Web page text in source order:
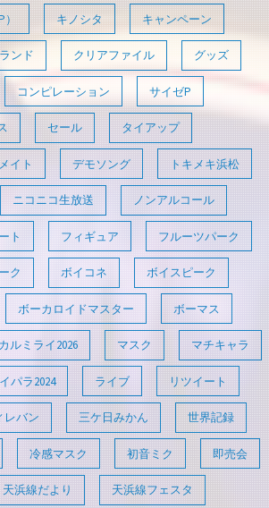
キノシタ キャンペーン
ンド クリアファイル グッズ
コンピレーション サイゼP
セール タイアップ
イト デモソング トキメキ浜松
ニコニコ生放送 ノンアルコール
ト フィギュア フルーツパーク
ク ボイコネ ボイスピーク
ボーカロイドマスター ボーマス
ルミライ2026 マスク マチキャラ
パラ2024 ライブ リツイート
レバン 三ケ日みかん 世界記録
冷感マスク 初音ミク 即売会
天浜線だより 天浜線フェスタ